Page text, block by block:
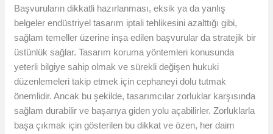
Başvuruların dikkatli hazırlanması, eksik ya da yanlış
belgeler endüstriyel tasarım iptali tehlikesini azalttığı gibi,
sağlam temeller üzerine inşa edilen başvurular da stratejik bir
üstünlük sağlar. Tasarım koruma yöntemleri konusunda
yeterli bilgiye sahip olmak ve sürekli değişen hukuki
düzenlemeleri takip etmek için cephaneyi dolu tutmak
önemlidir. Ancak bu şekilde, tasarımcılar zorluklar karşısında
sağlam durabilir ve başarıya giden yolu açabilirler. Zorluklarla
başa çıkmak için gösterilen bu dikkat ve özen, her daim